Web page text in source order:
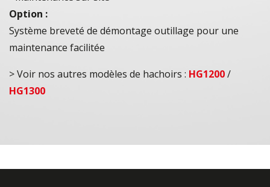
Option :
Système breveté de démontage outillage pour une
maintenance facilitée
> Voir nos autres modèles de hachoirs : HG1200/
HG1300